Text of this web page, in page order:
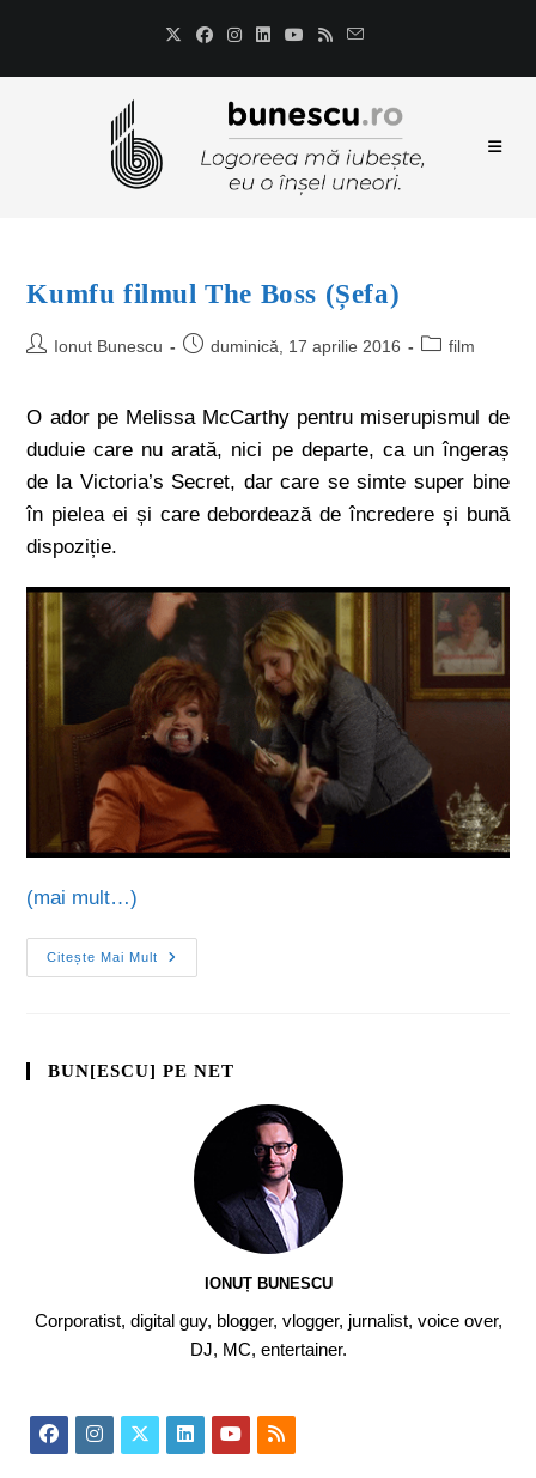
Kumfu filmul The Boss (Șefa)
Ionut Bunescu duminică, 17 aprilie 2016 film
O ador pe Melissa McCarthy pentru miserupismul de
duduie care nu arată, nici pe departe, ca un îngeraș
de la Victoria’s Secret, dar care se simte super bine
în pielea ei și care debordează de încredere și bună
dispoziție.
(mai mult…)
Citește Mai Mult
BUN[ESCU] PE NET
IONUȚ BUNESCU
Corporatist, digital guy, blogger, vlogger, jurnalist, voice over,
DJ, MC, entertainer.